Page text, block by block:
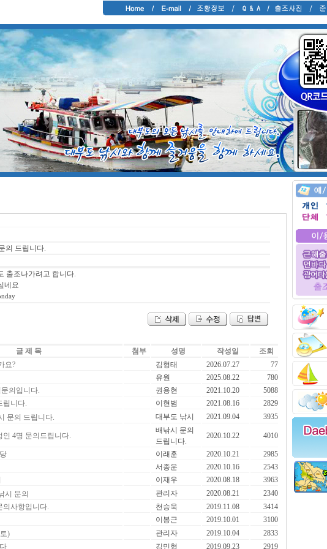
의 드립니다.
출조나가려고 합니다.
네요
글 제 목 첨부 성명 작성일
조회
요? 김형태 2026.07.27
77
유원 2025.08.22
780
의입니다. 권용현 2021.10.20
5088
립니다. 이현범 2021.08.16
2829
문의 드립니다. 대부도 낚시 2021.09.04 3935
인 4명 문의드립니다.
배낚시 문의
드립니다.
2020.10.22 4010
이래훈 2020.10.21
2985
서종운 2020.10.16
2543
이재우 2020.08.18
3963
시 문의 관리자 2020.08.21
2340
의사항입니다. 천승욱 2019.11.08
3414
이봉근 2019.10.01
3100
) 관리자 2019.10.04
2833
김민형 2019.09.23 2919